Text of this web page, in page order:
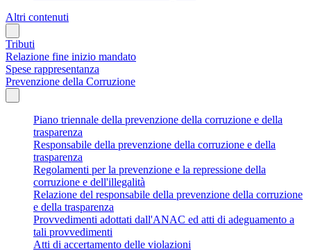
Altri contenuti
Tributi
Relazione fine inizio mandato
Spese rappresentanza
Prevenzione della Corruzione
Piano triennale della prevenzione della corruzione e della
trasparenza
Responsabile della prevenzione della corruzione e della
trasparenza
Regolamenti per la prevenzione e la repressione della
corruzione e dell'illegalità
Relazione del responsabile della prevenzione della corruzione
e della trasparenza
Provvedimenti adottati dall'ANAC ed atti di adeguamento a
tali provvedimenti
Atti di accertamento delle violazioni